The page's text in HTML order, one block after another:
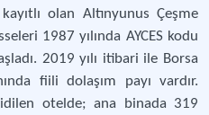
olan Altınyunus Çeşme
1987 yılında AYCES kodu
2019 yılı itibari ile Borsa
fiili dolaşım payı vardır.
otelde; ana binada 319